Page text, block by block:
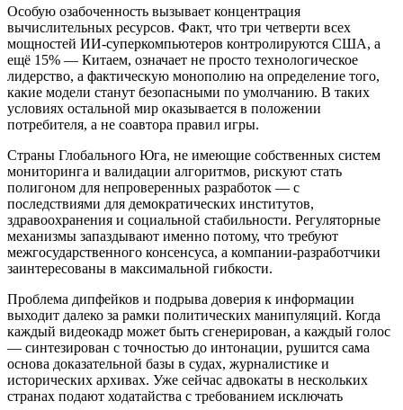
Особую озабоченность вызывает концентрация
вычислительных ресурсов. Факт, что три четверти всех
мощностей ИИ-суперкомпьютеров контролируются США, а
ещё 15% — Китаем, означает не просто технологическое
лидерство, а фактическую монополию на определение того,
какие модели станут безопасными по умолчанию. В таких
условиях остальной мир оказывается в положении
потребителя, а не соавтора правил игры.
Страны Глобального Юга, не имеющие собственных систем
мониторинга и валидации алгоритмов, рискуют стать
полигоном для непроверенных разработок — с
последствиями для демократических институтов,
здравоохранения и социальной стабильности. Регуляторные
механизмы запаздывают именно потому, что требуют
межгосударственного консенсуса, а компании-разработчики
заинтересованы в максимальной гибкости.
Проблема дипфейков и подрыва доверия к информации
выходит далеко за рамки политических манипуляций. Когда
каждый видеокадр может быть сгенерирован, а каждый голос
— синтезирован с точностью до интонации, рушится сама
основа доказательной базы в судах, журналистике и
исторических архивах. Уже сейчас адвокаты в нескольких
странах подают ходатайства с требованием исключать